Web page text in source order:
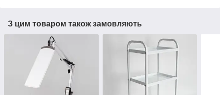
З цим товаром також замовляють